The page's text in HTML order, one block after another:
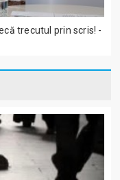
trecutul prin scris! -